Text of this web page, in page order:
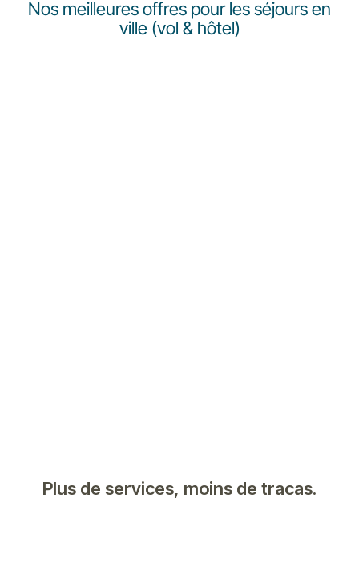
Nos meilleures offres pour les séjours en
ville (vol & hôtel)
Plus de services, moins de tracas.